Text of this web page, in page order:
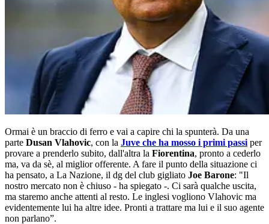
Ormai è un braccio di ferro e vai a capire chi la spunterà. Da una
parte Dusan Vlahovic, con la Juve che ha mosso i primi passi per
provare a prenderlo subito, dall'altra la Fiorentina, pronto a cederlo
ma, va da sè, al miglior offerente. A fare il punto della situazione ci
ha pensato, a La Nazione, il dg del club gigliato Joe Barone: "Il
nostro mercato non è chiuso - ha spiegato -. Ci sarà qualche uscita,
ma staremo anche attenti al resto. Le inglesi vogliono Vlahovic ma
evidentemente lui ha altre idee. Pronti a trattare ma lui e il suo agente
non parlano”.